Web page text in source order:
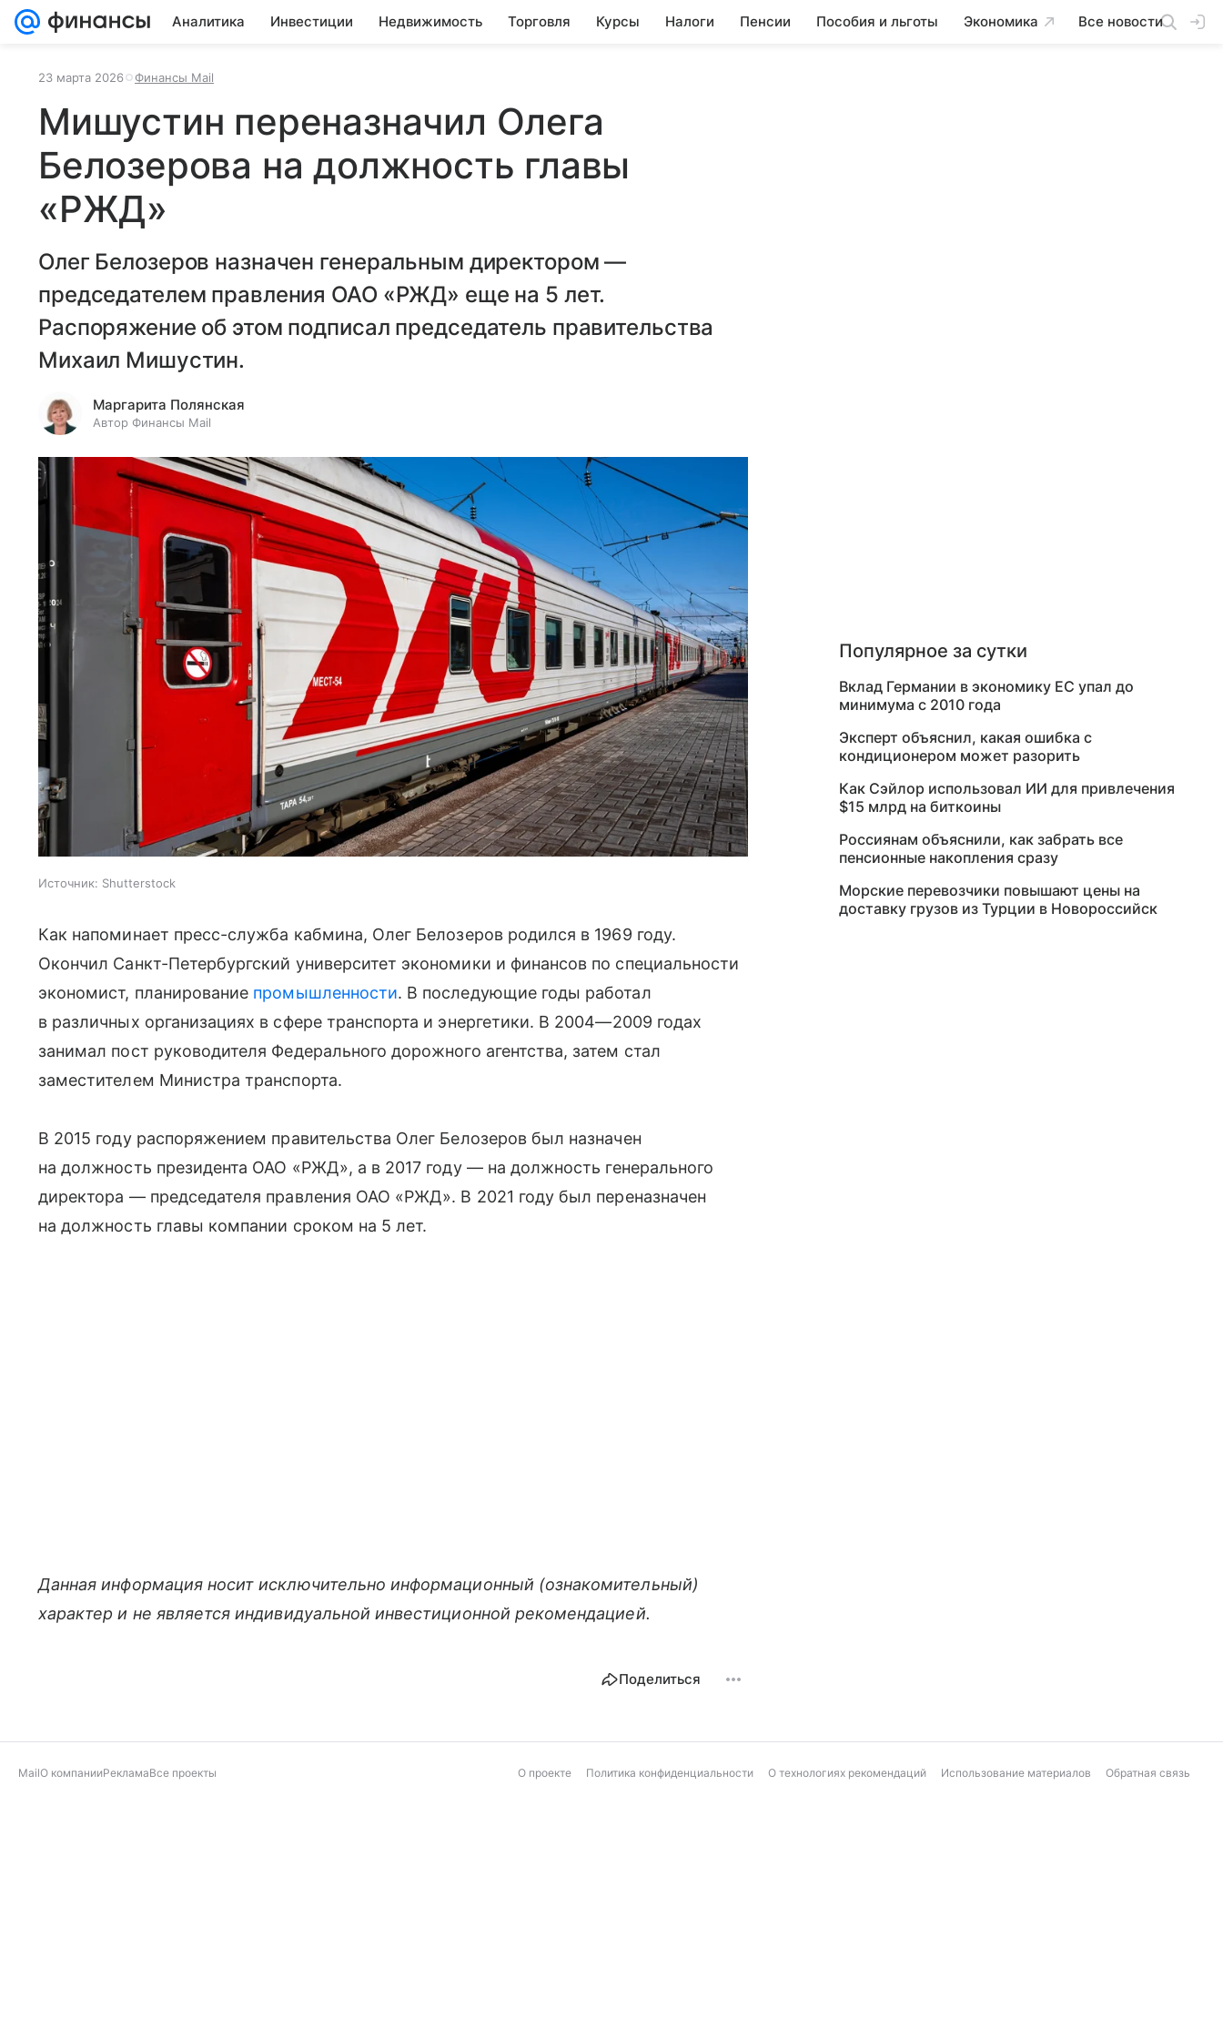
Аналитика Инвестиции Недвижимость Торговля Курсы Налоги Пенсии Пособия и льготы Экономика Все новости
23 марта 2026 Финансы Mail
Мишустин переназначил Олега
Белозерова на должность главы
«РЖД»
Олег Белозеров назначен генеральным директором —
председателем правления ОАО «РЖД» еще на 5 лет.
Распоряжение об этом подписал председатель правительства
Михаил Мишустин.
Маргарита Полянская
Автор Финансы Mail
Источник: Shutterstock
Как напоминает пресс-служба кабмина, Олег Белозеров родился в 1969 году.
Окончил Санкт-Петербургский университет экономики и финансов по специальности
экономист, планирование промышленности. В последующие годы работал
в различных организациях в сфере транспорта и энергетики. В 2004—2009 годах
занимал пост руководителя Федерального дорожного агентства, затем стал
заместителем Министра транспорта.
В 2015 году распоряжением правительства Олег Белозеров был назначен
на должность президента ОАО «РЖД», а в 2017 году — на должность генерального
директора — председателя правления ОАО «РЖД». В 2021 году был переназначен
на должность главы компании сроком на 5 лет.
Данная информация носит исключительно информационный (ознакомительный)
характер и не является индивидуальной инвестиционной рекомендацией.
Поделиться
Популярное за сутки
Вклад Германии в экономику ЕС упал до
минимума с 2010 года
Эксперт объяснил, какая ошибка с
кондиционером может разорить
Как Сэйлор использовал ИИ для привлечения
$15 млрд на биткоины
Россиянам объяснили, как забрать все
пенсионные накопления сразу
Морские перевозчики повышают цены на
доставку грузов из Турции в Новороссийск
MailО компанииРекламаВсе проекты О проекте Политика конфиденциальности О технологиях рекомендаций Использование материалов Обратная связь